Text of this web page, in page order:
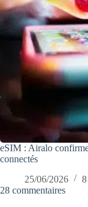
eSIM : Airalo
connectés
25/06/2026
28 commentaires